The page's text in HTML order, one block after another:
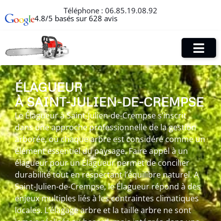
Téléphone : 06.85.19.08.92
4.8/5 basés sur 628 avis
ÉLAGUEUR
À SAINT-JULIEN-DE-CREMPSE
Le Élagueur à Saint-Julien-de-Crempse s’inscrit
dans une approche professionnelle de la gestion
arborée, où chaque arbre est considéré comme un
élément essentiel du paysage. Faire appel à un
élagueur pour un Élagueur permet de concilier
durabilité tout en respectant l’équilibre naturel. A
Saint-Julien-de-Crempse, le Élagueur répond à des
enjeux multiples liés à les contraintes climatiques
locales. L’élagage arbre et la taille arbre ne sont